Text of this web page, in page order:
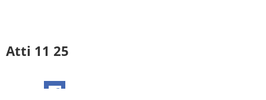
Atti 11 25